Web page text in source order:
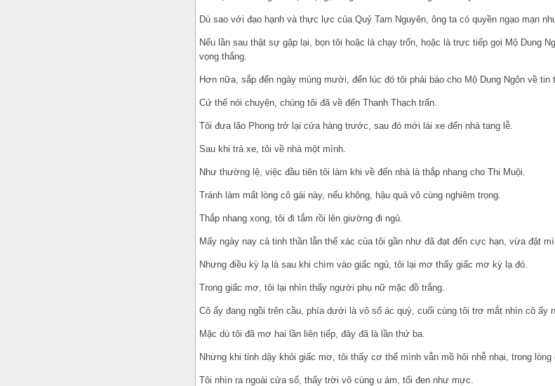
Dù sao với đạo hạnh và thực lực của Quỷ Tam Nguyên, ông ta có quyền ngạo mạn
Nếu lần sau thật sự gặp lại, bọn tôi hoặc là chạy trốn, hoặc là trực tiếp gọi Mộ Dung
vọng thắng.
Hơn nữa, sắp đến ngày mùng mười, đến lúc đó tôi phải báo cho Mộ Dung Ngôn về
Cứ thế nói chuyện, chúng tôi đã về đến Thanh Thạch trấn.
Tôi đưa lão Phong trở lại cửa hàng trước, sau đó mới lái xe đến nhà tang lễ.
Sau khi trả xe, tôi về nhà một mình.
Như thường lệ, việc đầu tiên tôi làm khi về đến nhà là thắp nhang cho Thi Muội.
Tránh làm mất lòng cô gái này, nếu không, hậu quả vô cùng nghiêm trọng.
Thắp nhang xong, tôi đi tắm rồi lên giường đi ngủ.
Mấy ngày nay cả tinh thần lẫn thể xác của tôi gần như đã đạt đến cực hạn, vừa đặt
Nhưng điều kỳ lạ là sau khi chìm vào giấc ngủ, tôi lại mơ thấy giấc mơ kỳ lạ đó.
Trong giấc mơ, tôi lại nhìn thấy người phụ nữ mặc đồ trắng.
Cô ấy đang ngồi trên cầu, phía dưới là vô số ác quỷ, cuối cùng tôi trơ mắt nhìn cô ấy
Mặc dù tôi đã mơ hai lần liên tiếp, đây đã là lần thứ ba.
Nhưng khi tỉnh dậy khỏi giấc mơ, tôi thấy cơ thể mình vẫn mồ hôi nhễ nhại, trong
Tôi nhìn ra ngoài cửa sổ, thấy trời vô cùng u ám, tối đen như mực.